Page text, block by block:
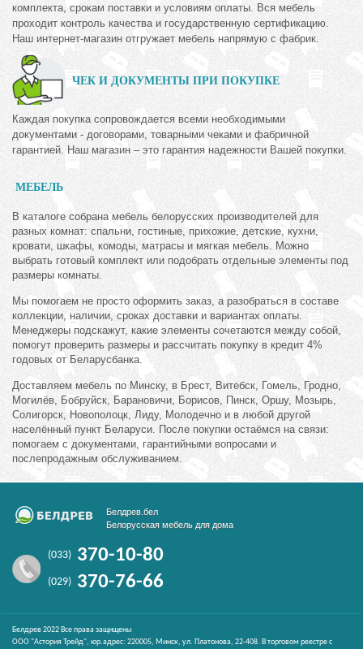
комплекта, срокам поставки и условиям оплаты. Вся мебель
проходит контроль качества и государственную сертификацию.
Наш интернет-магазин отгружает мебель напрямую с фабрик.
ЧЕК И ДОКУМЕНТЫ ПРИ ПОКУПКЕ
Каждая покупка сопровождается всеми необходимыми
документами - договорами, товарными чеками и фабричной
гарантией. Наш магазин – это гарантия надежности Вашей покупки.
МЕБЕЛЬ
В каталоге собрана мебель белорусских производителей для
разных комнат: спальни, гостиные, прихожие, детские, кухни,
кровати, шкафы, комоды, матрасы и мягкая мебель. Можно
выбрать готовый комплект или подобрать отдельные элементы под
размеры комнаты.
Мы помогаем не просто оформить заказ, а разобраться в составе
коллекции, наличии, сроках доставки и вариантах оплаты.
Менеджеры подскажут, какие элементы сочетаются между собой,
помогут проверить размеры и рассчитать покупку в кредит 4%
годовых от Беларусбанка.
Доставляем мебель по Минску, в Брест, Витебск, Гомель, Гродно,
Могилёв, Бобруйск, Барановичи, Борисов, Пинск, Оршу, Мозырь,
Солигорск, Новополоцк, Лиду, Молодечно и в любой другой
населённый пункт Беларуси. После покупки остаёмся на связи:
помогаем с документами, гарантийными вопросами и
послепродажным обслуживанием.
Белдрев.бел
Белорусская мебель для дома
(033) 370-10-80
(029) 370-76-66
Белдрев 2022 Все права защищены
ООО "Астория Трейд", юр.адрес: 220005, Минск, ул. Платонова, 22-408. В торговом реестре с